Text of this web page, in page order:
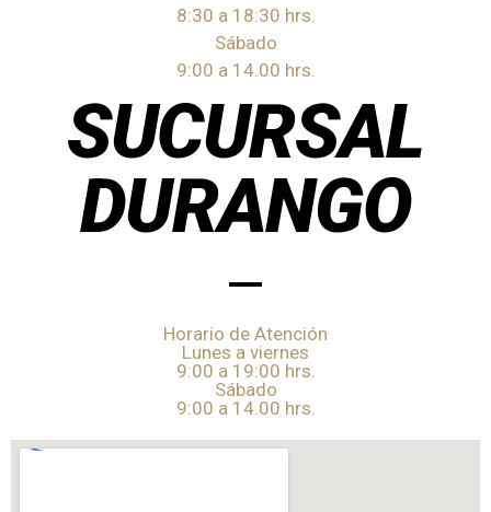
8:30 a 18:30 hrs.
Sábado
9:00 a 14.00 hrs.
SUCURSAL
DURANGO
Horario de Atención
Lunes a viernes
9:00 a 19:00 hrs.
Sábado
9:00 a 14.00 hrs.